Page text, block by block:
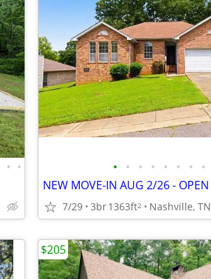
• • • • • • • • • •
7/29 3br1363ft2 Nashville, TN
$205